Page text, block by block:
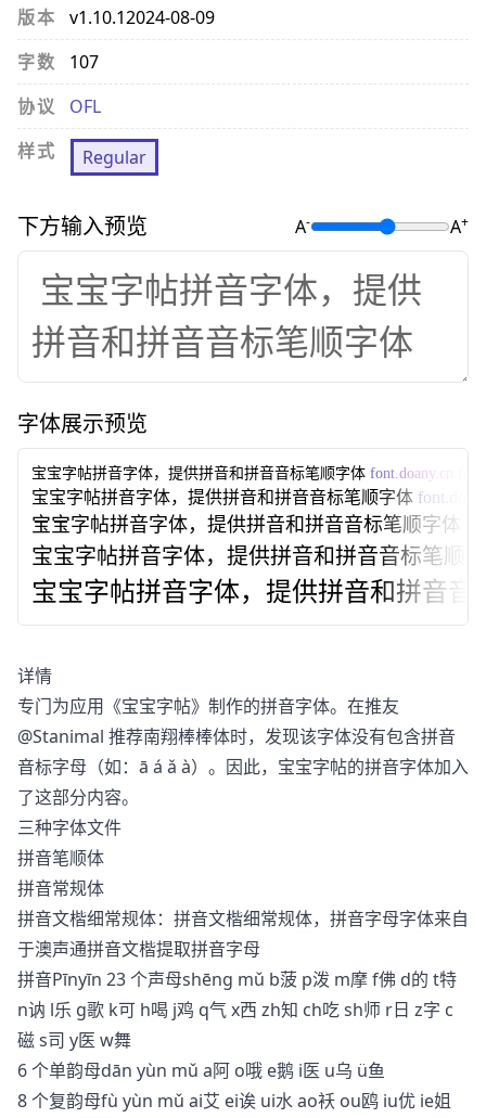
版本
v1.10.12024-08-09
字数
107
协议
OFL
样式
Regular
下方输入预览 A- A+
字体展示预览
宝宝字帖拼音字体，提供拼音和拼音音标笔顺字体 font.doany.cn
宝宝字帖拼音字体，提供拼音和拼音音标笔顺字体
宝宝字帖拼音字体，提供拼音和拼音音标笔顺字体
宝宝字帖拼音字体，提供拼音和拼音音标笔顺
宝宝字帖拼音字体，提供拼音和拼音音
详情
专门为应用《宝宝字帖》制作的拼音字体。在推友
@Stanimal 推荐南翔棒棒体时，发现该字体没有包含拼音
音标字母（如：ā á ǎ à）。因此，宝宝字帖的拼音字体加入
了这部分内容。
三种字体文件
拼音笔顺体
拼音常规体
拼音文楷细常规体：拼音文楷细常规体，拼音字母字体来自
于澳声通拼音文楷提取拼音字母
拼音Pīnyīn 23 个声母shēng mǔ b菠 p泼 m摩 f佛 d的 t特
n讷 l乐 g歌 k可 h喝 j鸡 q气 x西 zh知 ch吃 sh师 r日 z字 c
磁 s司 y医 w舞
6 个单韵母dān yùn mǔ a阿 o哦 e鹅 i医 u乌 ü鱼
8 个复韵母fù yùn mǔ ai艾 ei诶 ui水 ao袄 ou鸥 iu优 ie姐